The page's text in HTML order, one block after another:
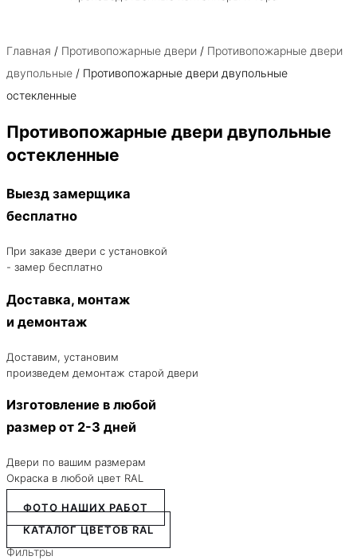
Главная / Противопожарные двери / Противопожарные двери
двупольные / Противопожарные двери двупольные
остекленные
Противопожарные двери двупольные
остекленные
Выезд замерщика
бесплатно
При заказе двери с установкой
- замер бесплатно
Доставка, монтаж
и демонтаж
Доставим, установим
произведем демонтаж старой двери
Изготовление в любой
размер от 2-3 дней
Двери по вашим размерам
Окраска в любой цвет RAL
ФОТО НАШИХ РАБОТ
КАТАЛОГ ЦВЕТОВ RAL
Фильтры